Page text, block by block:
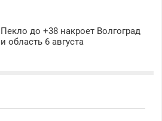
Пекло до +38 накроет Волгоград
и область 6 августа